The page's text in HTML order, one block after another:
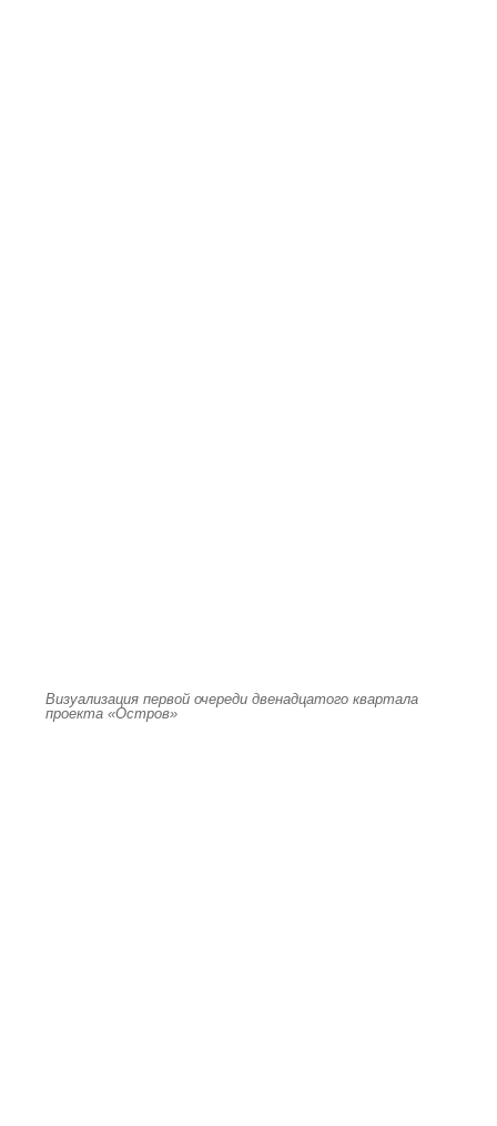
Визуализация первой очереди двенадцатого квартала
проекта «Остров»